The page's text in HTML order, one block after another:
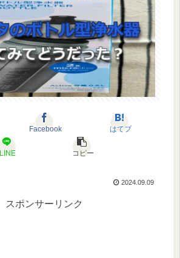
Facebook はてブ
LINE コピー
2024.09.09
スポンサーリンク